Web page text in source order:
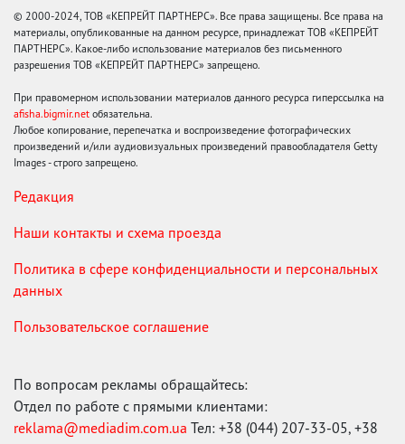
© 2000-2024, ТОВ «КЕПРЕЙТ ПАРТНЕРС». Все права защищены. Все права на
материалы, опубликованные на данном ресурсе, принадлежат ТОВ «КЕПРЕЙТ
ПАРТНЕРС». Какое-либо использование материалов без письменного
разрешения ТОВ «КЕПРЕЙТ ПАРТНЕРС» запрещено.
При правомерном использовании материалов данного ресурса гиперссылка на
afisha.bigmir.net обязательна.
Любое копирование, перепечатка и воспроизведение фотографических
произведений и/или аудиовизуальных произведений правообладателя Getty
Images - строго запрещено.
Редакция
Наши контакты и схема проезда
Политика в сфере конфиденциальности и персональных
данных
Пользовательское соглашение
По вопросам рекламы обращайтесь:
Отдел по работе с прямыми клиентами:
reklama@mediadim.com.ua Тел: +38 (044) 207-33-05, +38